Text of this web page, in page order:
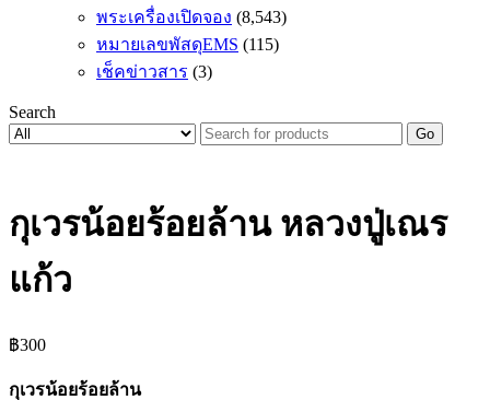
พระเครื่องเปิดจอง (8,543)
หมายเลขพัสดุEMS (115)
เช็คข่าวสาร (3)
Search
Go
กุเวรน้อยร้อยล้าน หลวงปู่เณร
แก้ว
฿300
กุเวรน้อยร้อยล้าน